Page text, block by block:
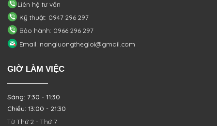
Liên hệ tư vấn
Kỹ thuật: 0947 296 297
Bảo hành: 0966 296 297
Email: nangluongthegioi@gmail.com
GIỜ LÀM VIỆC
Sáng: 7:30 - 11:30
Chiều: 13:00 - 21:30
Từ Thứ 2 - Thứ 7